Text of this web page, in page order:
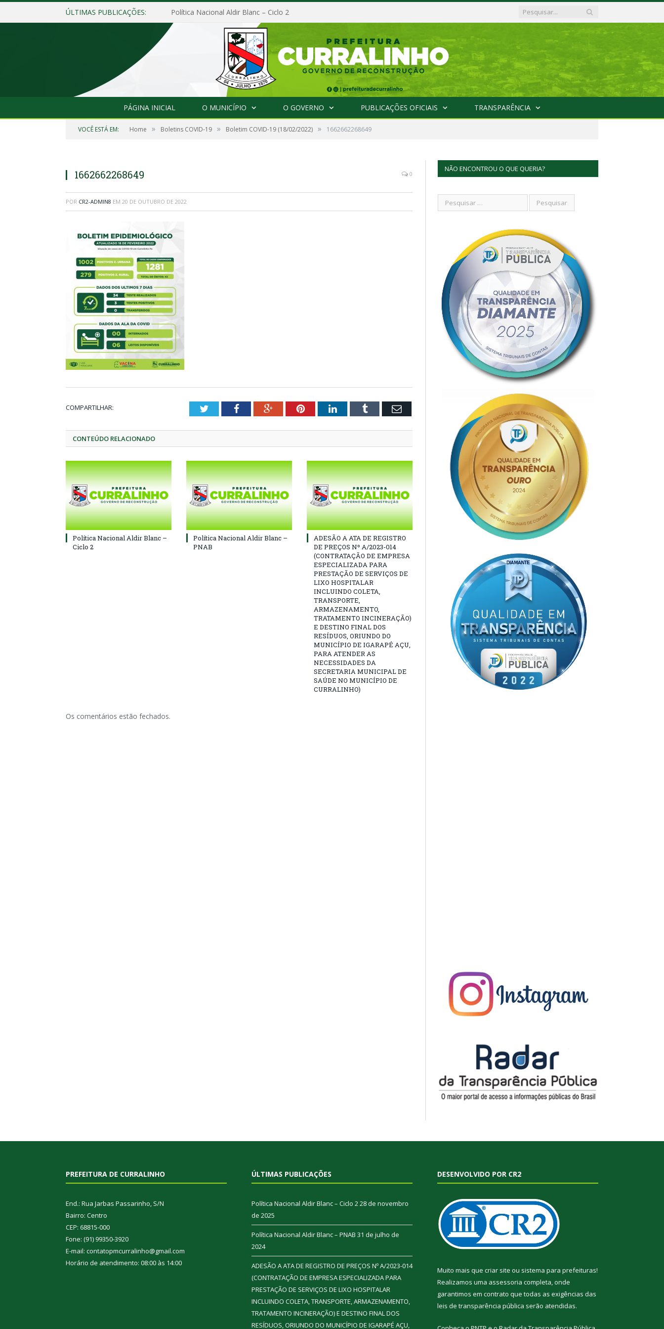
ÚLTIMAS PUBLICAÇÕES: Política Nacional Aldir Blanc – Ciclo 2
PÁGINA INICIAL O MUNICÍPIO O GOVERNO PUBLICAÇÕES OFICIAIS TRANSPARÊNCIA
VOCÊ ESTÁ EM: Home » Boletins COVID-19 » Boletim COVID-19 (18/02/2022) » 1662662268649
1662662268649 0
POR CR2-ADMIN8 EM 20 DE OUTUBRO DE 2022
COMPARTILHAR: TwitterFacebookGoogle+PinterestLinkedInTumblr Email
CONTEÚDO RELACIONADO
Política Nacional Aldir Blanc –
Ciclo 2
Política Nacional Aldir Blanc –
PNAB
ADESÃO A ATA DE REGISTRO
DE PREÇOS Nº A/2023-014
(CONTRATAÇÃO DE EMPRESA
ESPECIALIZADA PARA
PRESTAÇÃO DE SERVIÇOS DE
LIXO HOSPITALAR
INCLUINDO COLETA,
TRANSPORTE,
ARMAZENAMENTO,
TRATAMENTO INCINERAÇÃO)
E DESTINO FINAL DOS
RESÍDUOS, ORIUNDO DO
MUNICÍPIO DE IGARAPÉ AÇU,
PARA ATENDER AS
NECESSIDADES DA
SECRETARIA MUNICIPAL DE
SAÚDE NO MUNICÍPIO DE
CURRALINHO)
Os comentários estão fechados.
NÃO ENCONTROU O QUE QUERIA?
PREFEITURA DE CURRALINHO
End.: Rua Jarbas Passarinho, S/N
Bairro: Centro
CEP: 68815-000
Fone: (91) 99350-3920
E-mail: contatopmcurralinho@gmail.com
Horário de atendimento: 08:00 às 14:00
ÚLTIMAS PUBLICAÇÕES
Política Nacional Aldir Blanc – Ciclo 228 de novembro
de 2025
Política Nacional Aldir Blanc – PNAB 31 de julho de
2024
ADESÃO A ATA DE REGISTRO DE PREÇOS Nº A/2023-014
(CONTRATAÇÃO DE EMPRESA ESPECIALIZADA PARA
PRESTAÇÃO DE SERVIÇOS DE LIXO HOSPITALAR
INCLUINDO COLETA, TRANSPORTE, ARMAZENAMENTO,
TRATAMENTO INCINERAÇÃO) E DESTINO FINAL DOS
RESÍDUOS, ORIUNDO DO MUNICÍPIO DE IGARAPÉ AÇU,
DESENVOLVIDO POR CR2
Muito mais que criar site ou sistema para prefeituras!
Realizamos uma assessoria completa, onde
garantimos em contrato que todas as exigências das
leis de transparência pública serão atendidas.